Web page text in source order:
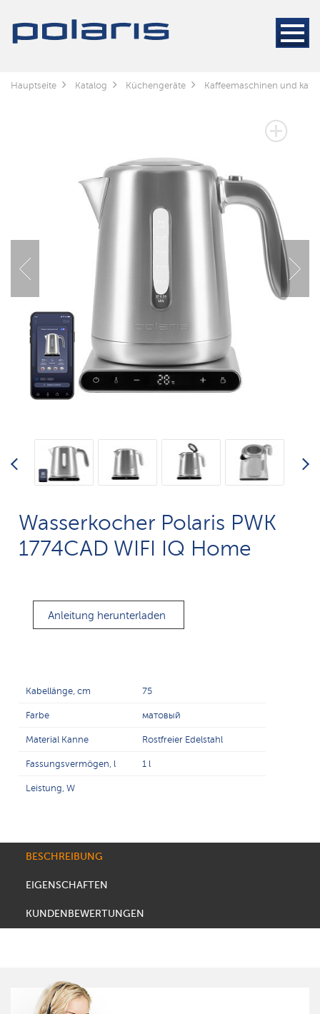
Hauptseite Katalog Küchengeräte Kaffeemaschinen und
Wasserkocher Polaris PWK
1774CAD WIFI IQ Home
Anleitung herunterladen
Kabellänge, cm 75
Farbe матовый
Material Kanne Rostfreier Edelstahl
Fassungsvermögen, l 1 l
Leistung, W
BESCHREIBUNG
EIGENSCHAFTEN
KUNDENBEWERTUNGEN